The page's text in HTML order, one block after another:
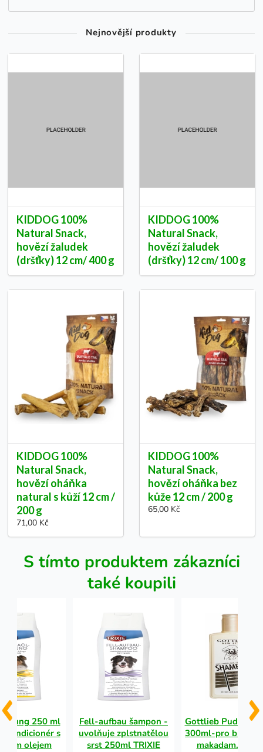
Nejnovější produkty
KIDDOG 100%
Natural Snack,
hovězí žaludek
(dršťky) 12 cm/ 400 g
KIDDOG 100%
Natural Snack,
hovězí žaludek
(dršťky) 12 cm/ 100 g
KIDDOG 100%
Natural Snack,
hovězí oháňka
natural s kůží 12 cm /
200 g
71,00 Kč
KIDDOG 100%
Natural Snack,
hovězí oháňka bez
kůže 12 cm / 200 g
65,00 Kč
S tímto produktem zákazníci
také koupili
250 ml
kondicionér s
olejem
Fell-aufbau šampon -
uvolňuje zplstnatělou
srst 250ml TRIXIE
Gottlieb Pudel
300ml-pro bílé
makadam.